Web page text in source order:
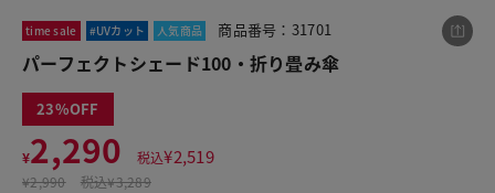
time sale #UVカット 人気商品 商品番号：31701
パーフェクトシェード100・折り畳み傘
23
¥2,290 税込¥2,519
¥2,990 税込¥3,289
この商品をシェアする
¥2,290
税込¥2,519